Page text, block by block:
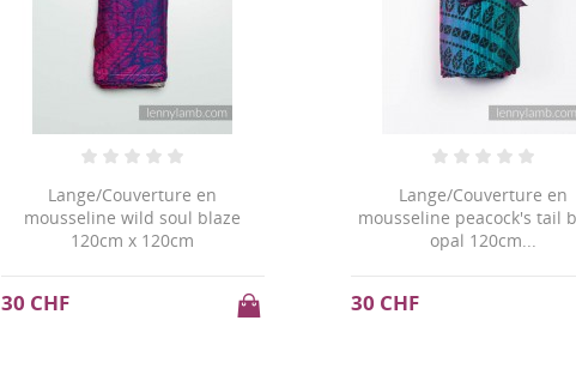
Lange/Couverture en
mousseline wild soul blaze
120cm x 120cm
30 CHF
Lange/Couverture en
mousseline peacock's tail
opal 120cm...
30 CHF